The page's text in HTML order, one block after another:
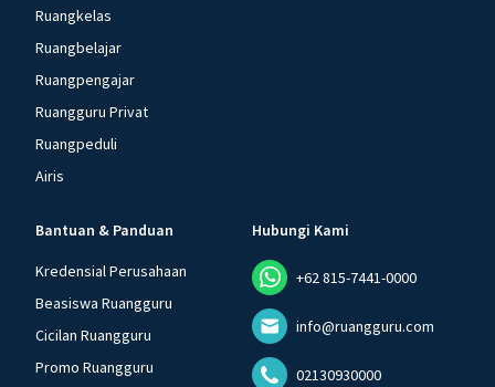
Ruangkelas
Ruangbelajar
Ruangpengajar
Ruangguru Privat
Ruangpeduli
Airis
Bantuan & Panduan
Kredensial Perusahaan
Beasiswa Ruangguru
Cicilan Ruangguru
Promo Ruangguru
Hubungi Kami
+62 815-7441-0000
info@ruangguru.com
02130930000